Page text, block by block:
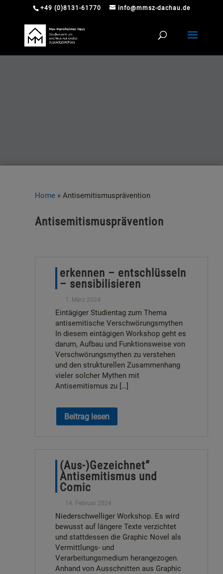
+49 (0)8131-61770 info@mmsz-dachau.de
Home » Antisemitismusprävention
Antisemitismusprävention
erkennen – entschlüsseln
– sensibilisieren
1. März 2024
Eintägiger Studientag zum Thema
antisemitische Verschwörungsmythen
In diesem eintägigen Workshop geht es
darum, Aufbau und Funktionsweise von
Verschwörungsmythen zu verstehen
und den strukturellen Zusammenhang
vieler solcher Mythen mit
Antisemitismus zu […]
Beitrag lesen
(Aus-)Gezeichnet“
Antisemitismus und
Comic
14. Februar 2024
Niederschwelliger Workshop. Es wird
bewusst auf längere Texte verzichtet
und stattdessen die Graphic Novel als
Vermittlungs- und
Verarbeitungsmedium herangezogen.
Anhand von Ausschnitten aus Graphic